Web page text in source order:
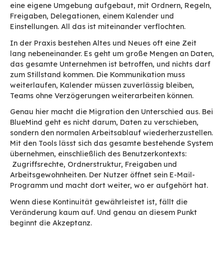
heißt, die bekannten Tools weiter zu nutzen,
Funktionen vorzufinden und ohne Datenverlust
migrieren.
Outlook unterstützen
reibungslos migrieren
Schlüssel zur Akzeptanz
Für viele Nutzer ist E-Mail gleichbedeutend
Im Vordergrund stehen nicht Server oder
sondern eine einfache und intuitive
Man öffnet das Programm, es funktioniert wie
und vor allem findet man die Arbeitsabläufe
man sich über Jahre hinweg eingerichtet hat.
Diese Gewohnheiten gehen weit über die